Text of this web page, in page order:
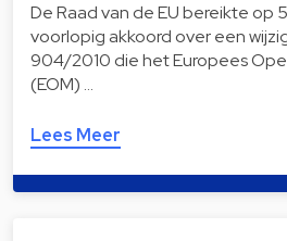
De Raad van de EU bereikte op
voorlopig akkoord over een
904/2010 die het Europees
(EOM) …
Lees Meer